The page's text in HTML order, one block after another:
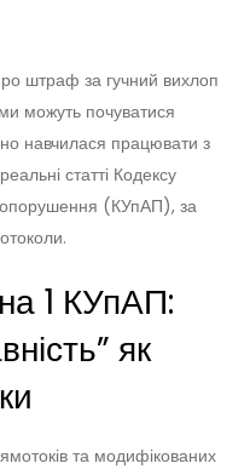
штраф за гучний вихлоп
можуть почуватися
навчилася працювати з
статті Кодексу
(КУпАП), за
1 КУпАП:
як
та модифікованих